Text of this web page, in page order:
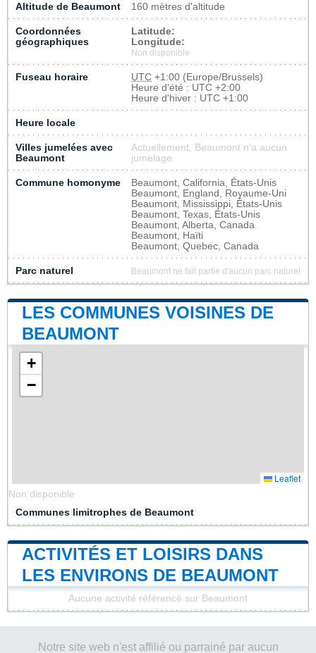
Altitude de Beaumont 160 mètres d'altitude
Coordonnées
géographiques
Latitude:
Longitude:
Non disponible
Fuseau horaire UTC +1:00 (Europe/Brussels)
Heure d'été : UTC +2:00
Heure d'hiver : UTC +1:00
Heure locale
Villes jumelées avec
Beaumont
Actuellement, Beaumont n'a aucun
jumelage
Commune homonyme
Beaumont, California, États-Unis
Beaumont, England, Royaume-Uni
Beaumont, Mississippi, États-Unis
Beaumont, Texas, États-Unis
Beaumont, Alberta, Canada
Beaumont, Haïti
Beaumont, Quebec, Canada
Parc naturel Beaumont ne fait partie d'aucun parc naturel
LES COMMUNES VOISINES DE
BEAUMONT
+
−
Leaflet
Non disponible
Communes limitrophes de Beaumont
ACTIVITÉS ET LOISIRS DANS
LES ENVIRONS DE BEAUMONT
Aucune activité référencé sur Beaumont
Notre site web n'est affilié ou parrainé par aucun